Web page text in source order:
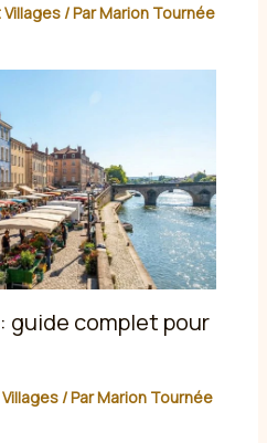
/ ParMarion Tournée
guide complet pour
/ ParMarion Tournée